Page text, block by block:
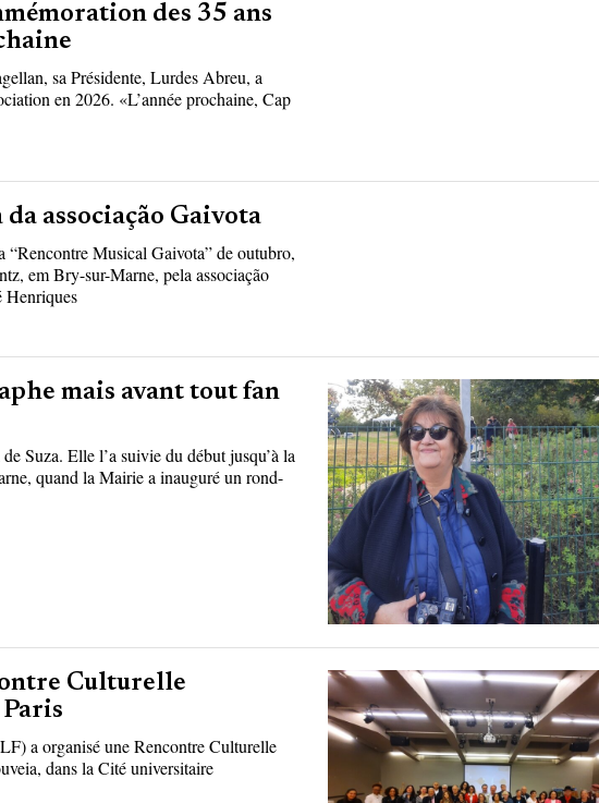
des 35 ans
sa Présidente, Lurdes Abreu, a
en 2026. «L’année prochaine, Cap
associação Gaivota
Musical Gaivota” de outubro,
em Bry-sur-Marne, pela associação
Henriques
mais avant tout fan
Suza. Elle l’a suivie du début jusqu’à la
quand la Mairie a inauguré un rond-
Culturelle
a organisé une Rencontre Culturelle
dans la Cité universitaire